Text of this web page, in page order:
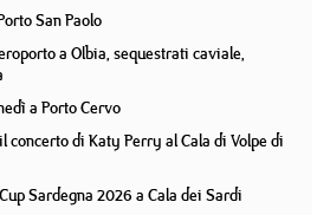
San Paolo
a Olbia, sequestrati caviale,
a Porto Cervo
concerto di Katy Perry al Cala di Volpe di
Sardegna 2026 a Cala dei Sardi